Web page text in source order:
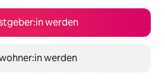
werden
werden